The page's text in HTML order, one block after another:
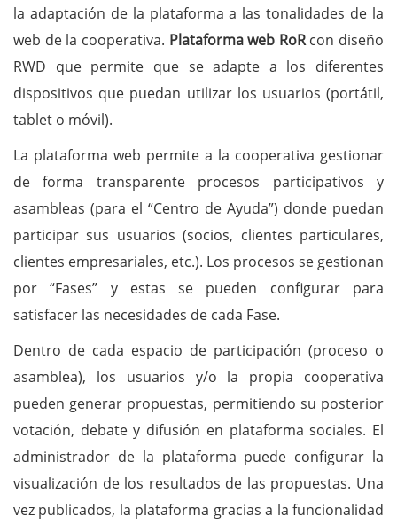
la adaptación de la plataforma a las tonalidades de la
web de la cooperativa. Plataforma web RoRcon diseño
RWD que permite que se adapte a los diferentes
dispositivos que puedan utilizar los usuarios (portátil,
tablet o móvil).
La plataforma web permite a la cooperativa gestionar
de forma transparente procesos participativos y
asambleas (para el “Centro de Ayuda”) donde puedan
participar sus usuarios (socios, clientes particulares,
clientes empresariales, etc.). Los procesos se gestionan
por “Fases” y estas se pueden configurar para
satisfacer las necesidades de cada Fase.
Dentro de cada espacio de participación (proceso o
asamblea), los usuarios y/o la propia cooperativa
pueden generar propuestas, permitiendo su posterior
votación, debate y difusión en plataforma sociales. El
administrador de la plataforma puede configurar la
visualización de los resultados de las propuestas. Una
vez publicados, la plataforma gracias a la funcionalidad